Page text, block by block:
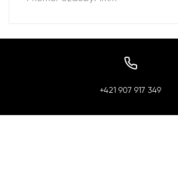
+421 907 917 349